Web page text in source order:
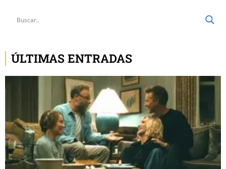
ÚLTIMAS ENTRADAS